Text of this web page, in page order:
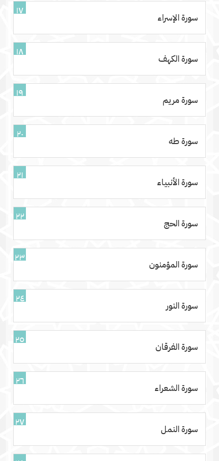
١٧
سورة الإسراء
١٨
سورة الكهف
١٩
سورة مريم
٢٠
سورة طه
٢١
سورة الأنبياء
٢٢
سورة الحج
٢٣
سورة المؤمنون
٢٤
سورة النور
٢٥
سورة الفرقان
٢٦
سورة الشعراء
٢٧
سورة النمل